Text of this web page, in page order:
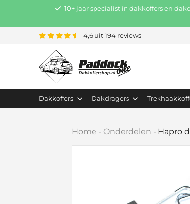
10+ jaar specialist in dakkoffers en
4,6 uit 194 reviews
Dakkoffers Dakdragers
Home - Onderdelen - Hapro